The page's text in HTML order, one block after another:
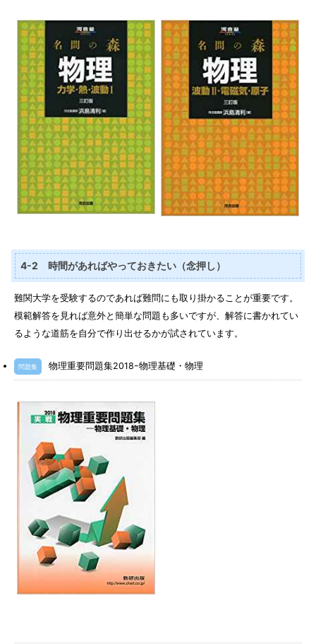
4-2 時間があればやっておきたい（念押し）
難関大学を受験するのであれば難問にも取り掛かることが重要です。
模範解答を見れば意外と簡単な問題も多いですが、解答に書かれてい
るような道筋を自分で作り出せるかが試されています。
問題集 物理重要問題集2018ｰ物理基礎・物理